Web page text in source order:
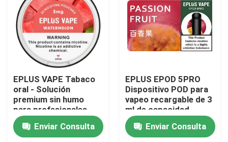
Inicio
Productos
EPLUS VAPE Tabaco
oral - Solución
premium sin humo
para profesionales
exigentes
Enviar Consulta
EPLUS EPOD 5PRO
Dispositivo POD para
vapeo recargable de 3
ml de capacidad
líquida 20 mg/ml de
nicotinaEnviar Consulta